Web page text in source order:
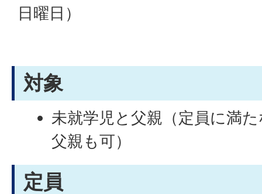
日曜日）
対象
未就学児と父親（定員に満
父親も可）
定員